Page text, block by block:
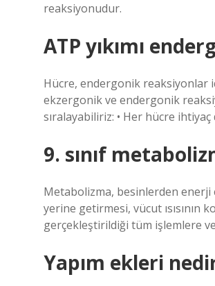
reaksiyonudur.
ATP yıkımı
Hücre, endergonik reaksiyonlar
ekzergonik ve endergonik
sıralayabiliriz: • Her hücre
9. sınıf
Metabolizma, besinlerden enerji
yerine getirmesi, vücut ısısının
gerçekleştirildiği tüm işlemlere
Yapım ekleri